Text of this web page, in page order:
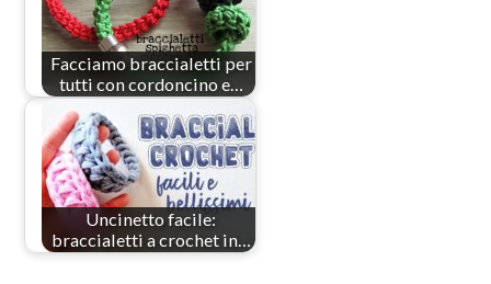
Facciamo braccialetti per
tutti con cordoncino e…
Uncinetto facile:
braccialetti a crochet in…